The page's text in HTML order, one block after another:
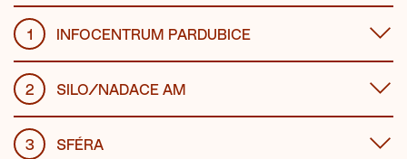
1 INFOCENTRUM PARDUBICE
2 SILO/NADACE AM
3 SFÉRA